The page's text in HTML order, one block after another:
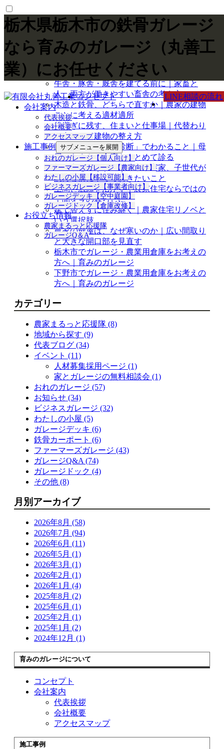
栃木県栃木市の鉄骨ガレージ
なら育みのガレージ（丸善工
業）にお任せください
LINE相談の流れ
コンセプト
会社案内
代表挨拶
会社概要
アクセスマップ
施工事例
サブメニューを展開
おれのガレージ【個人向け】
ファーマーズガレージ【農家向け】
わたしの小屋【移設可能】
ビジネスガレージ【事業者向け】
ガレージデッキ【空中庭園】
ガレージドック【倉庫改修】
お役立ち情報
農家まるっと応援隊
ガレージQ＆A
最新の投稿
牛舎・豚舎・厩舎を建てる前に｜家畜と
人、両方が働きやすい畜舎の考え方
木造と鉄骨、どちらで直すか｜農家の建物
ごとに考える適材適所
後継ぎに残す、住まいと仕事場｜代替わり
に合わせた建物の整え方
「住まい育み健康診断」でわかること｜母
屋・あまや・倉庫をまとめて診る
親の家をどうする｜農家の実家、子世代が
決める前にやっておきたいこと
土間と広縁を活かす｜農家住宅ならではの
空間を今の暮らしに
建て替えずに住み継ぐ｜農家住宅リノベと
いう選択肢
農家の母屋は、なぜ寒いのか｜広い間取り
と大きな開口部を見直す
栃木市でガレージ・農業用倉庫をお考えの
方へ｜育みのガレージ
下野市でガレージ・農業用倉庫をお考えの
方へ｜育みのガレージ
カテゴリー
農家まるっと応援隊 (8)
地域から探す (9)
代表ブログ (34)
イベント (11)
人材募集採用ページ (1)
家とガレージの無料相談会 (1)
おれのガレージ (57)
お知らせ (34)
ビジネスガレージ (32)
わたしの小屋 (5)
ガレージデッキ (6)
鉄骨カーポート (6)
ファーマーズガレージ (43)
ガレージQ&A (74)
ガレージドック (4)
その他 (8)
月別アーカイブ
2026年8月 (58)
2026年7月 (94)
2026年6月 (11)
2026年5月 (1)
2026年3月 (1)
2026年2月 (1)
2026年1月 (4)
2025年8月 (2)
2025年6月 (1)
2025年2月 (1)
2025年1月 (2)
2024年12月 (1)
育みのガレージについて
コンセプト
会社案内
代表挨拶
会社概要
アクセスマップ
施工事例